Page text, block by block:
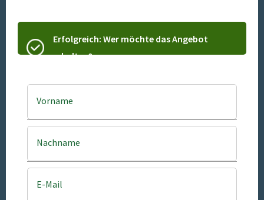
Erfolgreich: Wer möchte das Angebot
erhalten?
Vorname
Nachname
E-Mail